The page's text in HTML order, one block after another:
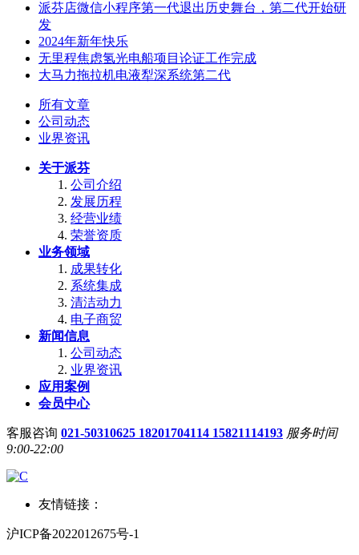
派芬店微信小程序第一代退出历史舞台，第二代开始研
发
2024年新年快乐
无里程焦虑氢光电船项目论证工作完成
大马力拖拉机电液犁深系统第二代
所有文章
公司动态
业界资讯
关于派芬
公司介绍
发展历程
经营业绩
荣誉资质
业务领域
成果转化
系统集成
清洁动力
电子商贸
新闻信息
公司动态
业界资讯
应用案例
会员中心
客服咨询 021-50310625 18201704114 15821114193 服务时间
9:00-22:00
友情链接：
沪ICP备2022012675号-1